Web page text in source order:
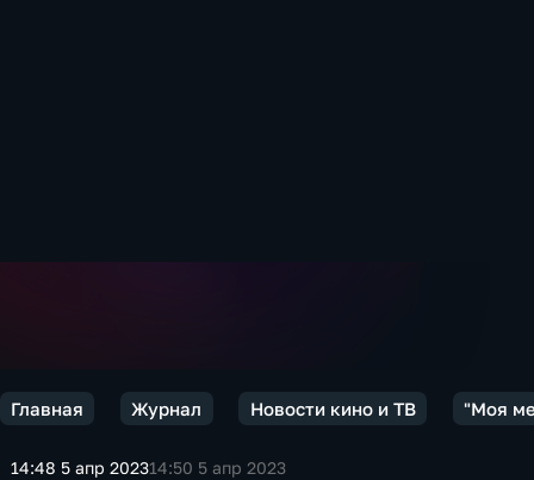
Главная Журнал Новости кино и ТВ "Моя
14:48 5 апр 202314:50 5 апр 2023